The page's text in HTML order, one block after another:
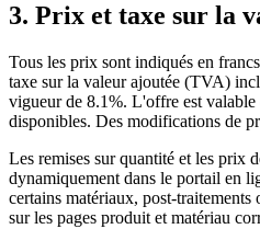
3. Prix et taxe sur la
Tous les prix sont indiqués en
taxe sur la valeur ajoutée (TVA)
vigueur de 8.1%. L'offre est valable
disponibles. Des modifications de
Les remises sur quantité et les prix
dynamiquement dans le portail en
certains matériaux, post-
sur les pages produit et matériau